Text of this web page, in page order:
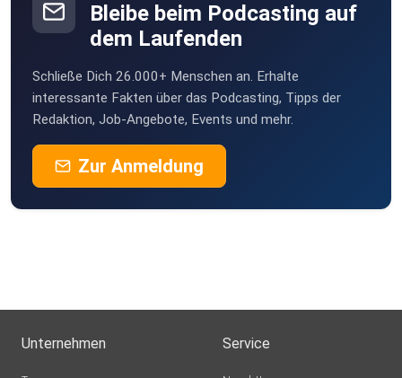
Bleibe beim Podcasting auf
dem Laufenden
Schließe Dich 26.000+ Menschen an. Erhalte
interessante Fakten über das Podcasting, Tipps der
Redaktion, Job-Angebote, Events und mehr.
Zur Anmeldung
Unternehmen Service